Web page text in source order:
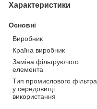
Характеристики
Основні
Виробник
Країна виробник
Заміна фільтруючого
елемента
Тип промислового фільтра
у середовищі
використання